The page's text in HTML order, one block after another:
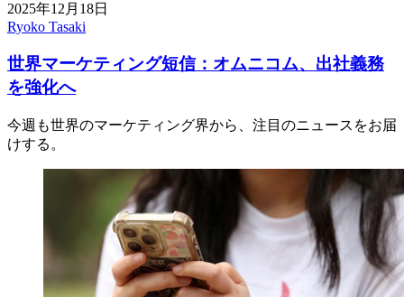
2025年12月18日
Ryoko Tasaki
世界マーケティング短信：オムニコム、出社義務
を強化へ
今週も世界のマーケティング界から、注目のニュースをお届
けする。